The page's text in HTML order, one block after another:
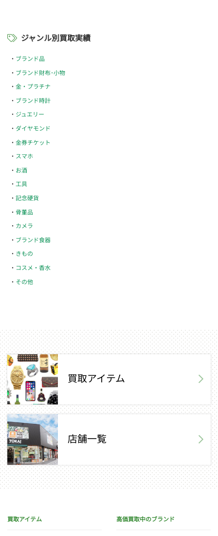
ジャンル別買取実績
ブランド品
ブランド財布･小物
金・プラチナ
ブランド時計
ジュエリー
ダイヤモンド
金券チケット
スマホ
お酒
工具
記念硬貨
骨董品
カメラ
ブランド食器
きもの
コスメ・香水
その他
買取アイテム
店舗一覧
買取アイテム 高価買取中のブランド